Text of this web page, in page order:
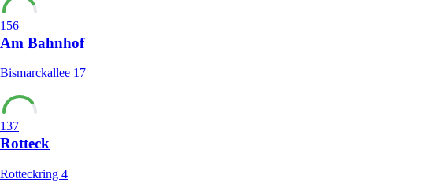
156
Am Bahnhof
Bismarckallee 17
137
Rotteck
Rotteckring 4